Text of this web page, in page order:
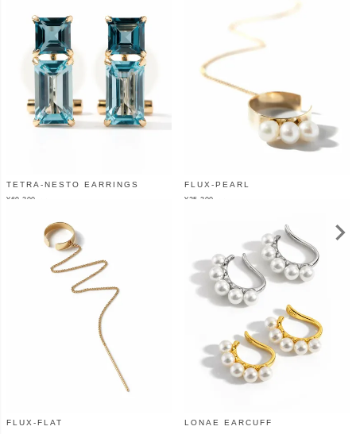
TETRA-NESTO EARRINGS
¥69,300
FLUX-PEARL
¥25,300
FLUX-FLAT LONAE EARCUFF